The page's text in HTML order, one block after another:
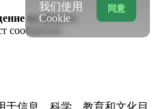
на форум:
сообщения
信息、科学、教育和文化目
同意
我们使用
Cookie